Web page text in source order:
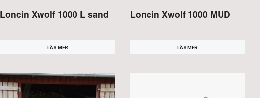
Loncin Xwolf 1000 L sand
LÄS MER
Loncin Xwolf 1000 MUD
LÄS MER